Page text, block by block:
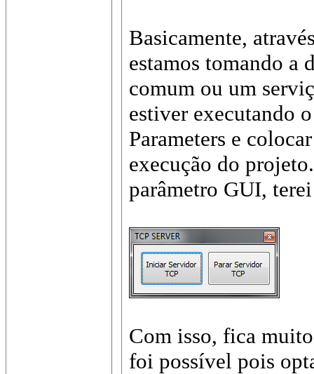
Basicamente,
estamos tomando a
comum ou um
estiver executando
Parameters e
execução do
parâmetro GUI,
Com isso, fica
foi possível pois